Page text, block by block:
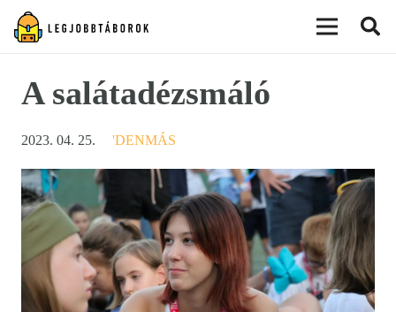
A salátadézsmáló
2023. 04. 25. 'DENMÁS